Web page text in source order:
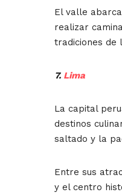
El valle
realizar
tradiciones de
7. Lima
La capital
destinos
saltado y la
Entre sus
y el centro